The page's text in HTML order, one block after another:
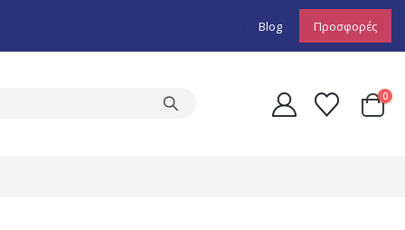
Blog Προσφορές
0